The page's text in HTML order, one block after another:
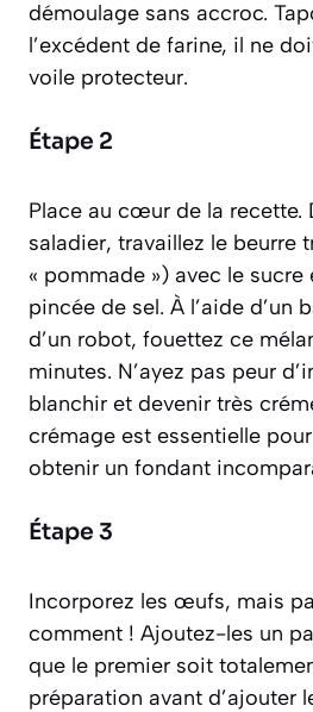
démoulage sans accroc.
l’excédent de farine, il ne
voile protecteur.
Étape 2
Place au cœur de la recette.
saladier, travaillez le beurre
« pommade ») avec le sucre
pincée de sel. À l’aide d’un
d’un robot, fouettez ce
minutes. N’ayez pas peur
blanchir et devenir très
crémage est essentielle
obtenir un fondant
Étape 3
Incorporez les œufs, mais
comment ! Ajoutez-les un
que le premier soit
préparation avant d’ajouter